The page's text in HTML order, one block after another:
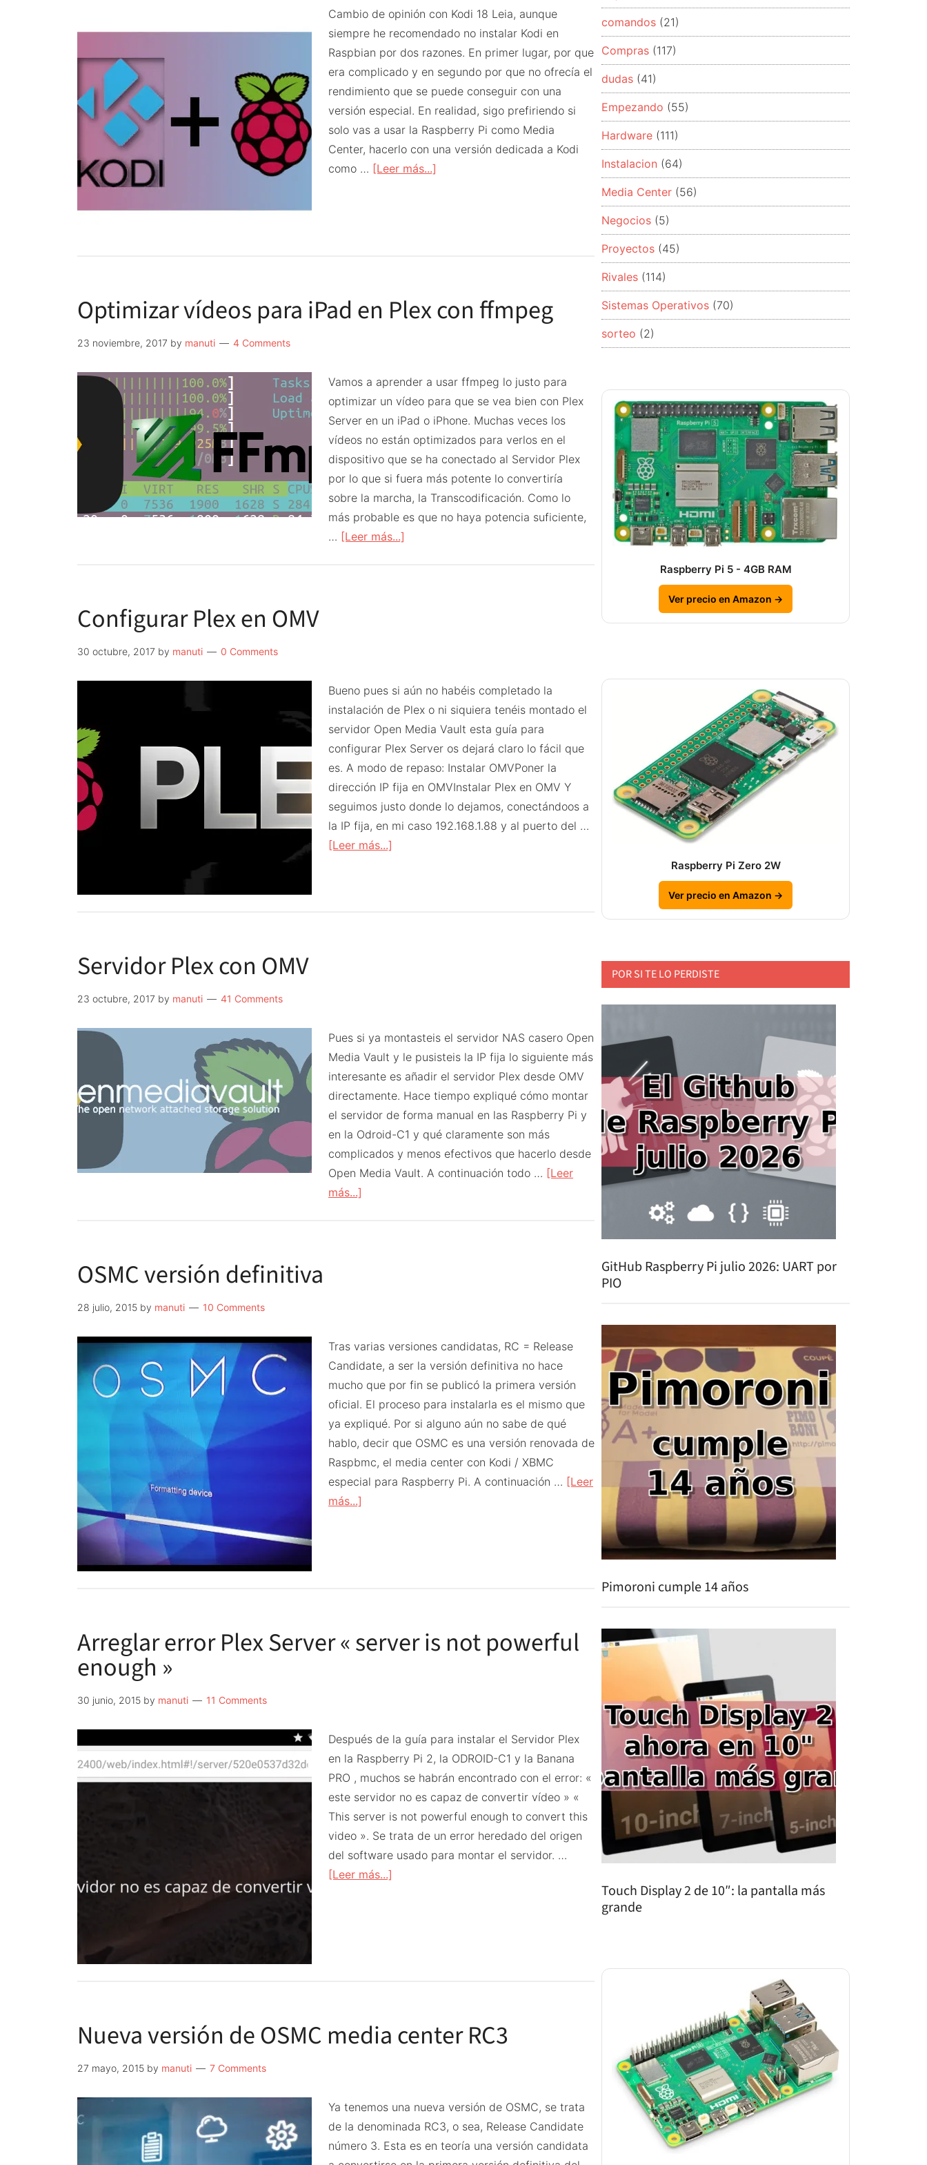
Cambio de opinión con Kodi 18 Leia, aunque
siempre he recomendado no instalar Kodi en
Raspbian por dos razones. En primer lugar, por que
era complicado y en segundo por que no ofrecía el
rendimiento que se puede conseguir con una
versión especial. En realidad, sigo prefiriendo si
solo vas a usar la Raspberry Pi como Media
Center, hacerlo con una versión dedicada a Kodi
como … [Leer más...]
Raspbian
Optimizar vídeos para iPad en Plex con ffmpeg
23 noviembre, 2017 by manuti 4 Comments
Vamos a aprender a usar ffmpeg lo justo para
optimizar un vídeo para que se vea bien con Plex
Server en un iPad o iPhone. Muchas veces los
vídeos no están optimizados para verlos en el
dispositivo que se ha conectado al Servidor Plex
por lo que si fuera más potente lo convertiría
sobre la marcha, la Transcodificación. Como lo
más probable es que no haya potencia suficiente,
… [Leer más...]
con
ffmpeg
Configurar Plex en OMV
30 octubre, 2017 by manuti 0 Comments
Bueno pues si aún no habéis completado la
instalación de Plex o ni siquiera tenéis montado el
servidor Open Media Vault esta guía para
configurar Plex Server os dejará claro lo fácil que
es. A modo de repaso: Instalar OMVPoner la
dirección IP fija en OMVInstalar Plex en OMV Y
seguimos justo donde lo dejamos, conectándoos a
la IP fija, en mi caso 192.168.1.88 y al puerto del …
[Leer más...]
Servidor Plex con OMV
23 octubre, 2017 by manuti 41 Comments
Pues si ya montasteis el servidor NAS casero Open
Media Vault y le pusisteis la IP fija lo siguiente más
interesante es añadir el servidor Plex desde OMV
directamente. Hace tiempo expliqué cómo montar
el servidor de forma manual en las Raspberry Pi y
en la Odroid-C1 y qué claramente son más
complicados y menos efectivos que hacerlo desde
Open Media Vault. A continuación todo … [Leer
más...]
OSMC versión definitiva
28 julio, 2015 by manuti 10 Comments
Tras varias versiones candidatas, RC = Release
Candidate, a ser la versión definitiva no hace
mucho que por fin se publicó la primera versión
oficial. El proceso para instalarla es el mismo que
ya expliqué. Por si alguno aún no sabe de qué
hablo, decir que OSMC es una versión renovada de
Raspbmc, el media center con Kodi / XBMC
especial para Raspberry Pi. A continuación … [Leer
más...]
Arreglar error Plex Server « server is not powerful
enough »
30 junio, 2015 by manuti 11 Comments
Después de la guía para instalar el Servidor Plex
en la Raspberry Pi 2, la ODROID-C1 y la Banana
PRO , muchos se habrán encontrado con el error: «
este servidor no es capaz de convertir vídeo » «
This server is not powerful enough to convert this
video ». Se trata de un error heredado del origen
del software usado para montar el servidor. …
[Leer más...]
not
»
Nueva versión de OSMC media center RC3
27 mayo, 2015 by manuti 7 Comments
Ya tenemos una nueva versión de OSMC, se trata
de la denominada RC3, o sea, Release Candidate
número 3. Esta es en teoría una versión candidata
comandos (21)
Compras (117)
dudas (41)
Empezando (55)
Hardware (111)
Instalacion (64)
Media Center (56)
Negocios (5)
Proyectos (45)
Rivales (114)
Sistemas Operativos (70)
sorteo (2)
Raspberry Pi 5 - 4GB RAM
Ver precio en Amazon →
Raspberry Pi Zero 2W
Ver precio en Amazon →
POR SI TE LO PERDISTE
GitHub Raspberry Pi julio 2026: UART por
PIO
Pimoroni cumple 14 años
Touch Display 2 de 10″: la pantalla más
grande